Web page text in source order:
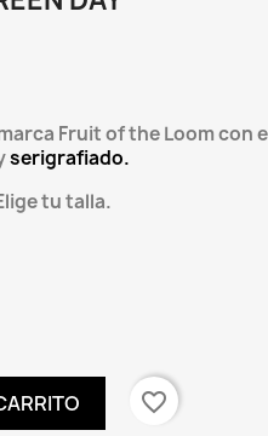
Fruit of the Loom con
serigrafiado.
tu talla.
favorite_border